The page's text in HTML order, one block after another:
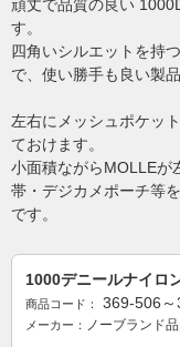
頑丈で品質の良い
す。
四角いシルエットを持
で、使い勝手も良い製品
左右にメッシュポケッ
ておけます。
小面積ながらMOLLEが
帯・デジカメポーチ等
です。
1000デニールナイロ
商品コード： 369-506
メーカー： ノーブランド品